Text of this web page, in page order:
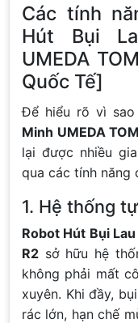
Các tính
Hút Bụi
UMEDA
Quốc Tế]
Để hiểu rõ vì sao
Minh UMEDA
lại được nhiều
qua các tính năng
1. Hệ thống
Robot Hút Bụi
R2 sở hữu hệ
không phải mất
xuyên. Khi đầy,
rác lớn, hạn chế